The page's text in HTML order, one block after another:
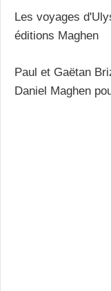
Les voyages
éditions Maghen
Paul et Gaëtan
Daniel Maghen